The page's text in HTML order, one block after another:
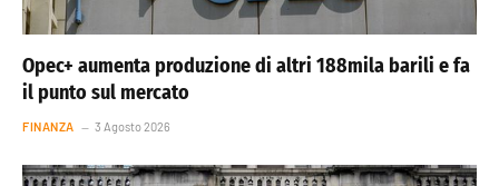
Opec+ aumenta produzione di altri 188mila barili e fa
il punto sul mercato
FINANZA 3 Agosto 2026